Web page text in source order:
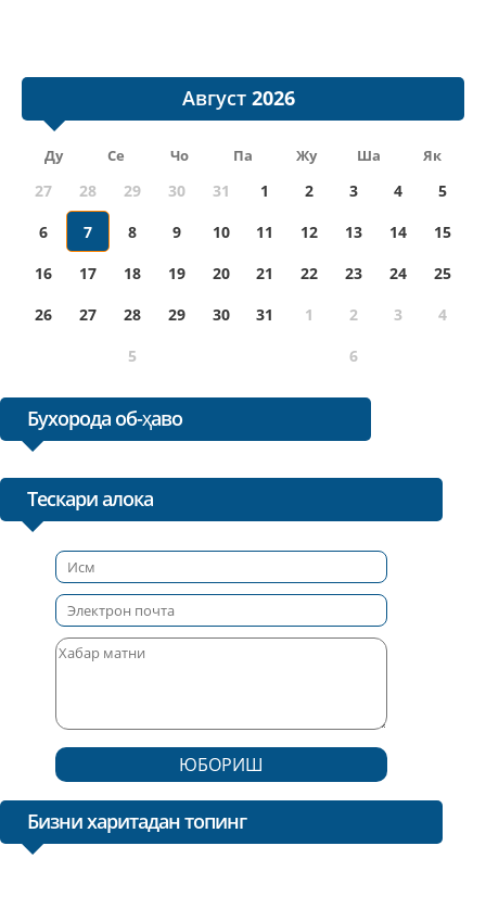
Август
Ду Се Чо Па Жу Ша Як
27 28 29 30 31 1 2 3 4
5
6
7 8 9 10 11 12 13 14
15
16
17 18 19 20 21 22 23 24
25
26
27 28 29 30 31 1 2 3
4
5
6
Бухорода об-ҳаво
Тескари алока
ЮБОРИШ
Бизни харитадан топинг